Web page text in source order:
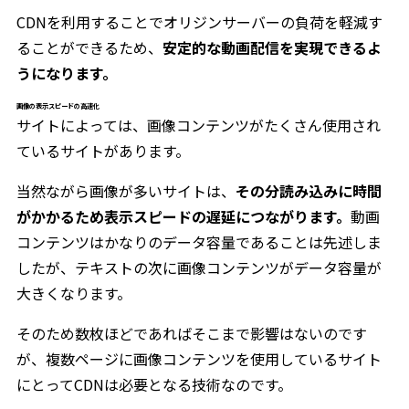
CDNを利用することでオリジンサーバーの負荷を軽減す
ることができるため、 安定的な動画配信を実現できるよ
うになります。
画像の表示スピードの高速化
サイトによっては、画像コンテンツがたくさん使用され
ているサイトがあります。
当然ながら画像が多いサイトは、 その分読み込みに時間
がかかるため表示スピードの遅延につながります。 動画
コンテンツはかなりのデータ容量であることは先述しま
したが、テキストの次に画像コンテンツがデータ容量が
大きくなります。
そのため数枚ほどであればそこまで影響はないのです
が、複数ページに画像コンテンツを使用しているサイト
にとってCDNは必要となる技術なのです。